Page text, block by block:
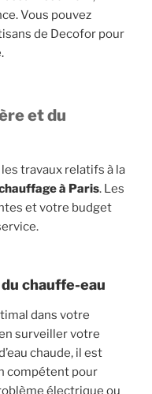
Vous pouvez
de Decofor pour
et du
travaux relatifs à la
à Paris. Les
et votre budget
chauffe-eau
dans votre
surveiller votre
chaude, il est
compétent pour
électrique ou